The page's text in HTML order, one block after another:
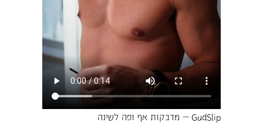
GudSlip — מדבקות אף ופה לשינה